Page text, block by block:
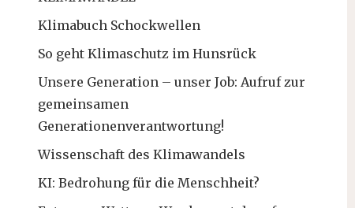
Klimabuch Schockwellen
So geht Klimaschutz im Hunsrück
Unsere Generation – unser Job: Aufruf zur
gemeinsamen
Generationenverantwortung!
Wissenschaft des Klimawandels
KI: Bedrohung für die Menschheit?